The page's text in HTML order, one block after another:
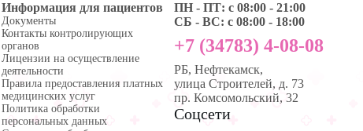
Информация для пациентов
Документы
Контакты контролирующих
органов
Лицензии на осуществление
деятельности
Правила предоставления платных
медицинских услуг
Политика обработки
персональных данных
ПН - ПТ: с 08:00 - 21:00
СБ - ВС: с 08:00 - 18:00
+7 (34783) 4-08-08
РБ, Нефтекамск,
улица Строителей, д. 73
пр. Комсомольский, 32
Соцсети